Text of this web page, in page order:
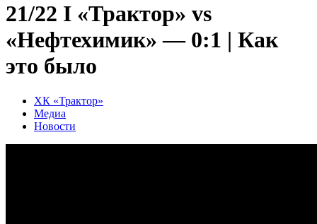
21/22 I «Трактор» vs
«Нефтехимик» — 0:1 | Как
это было
ХК «Трактор»
Медиа
Новости